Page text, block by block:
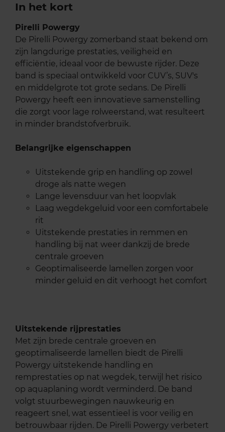
In het kort
Pirelli Powergy
De Pirelli Powergy zomerband staat bekend om
zijn langdurige prestaties, veiligheid en
efficiëntie, ideaal voor de bewuste rijder. Deze
band is speciaal ontwikkeld voor CUV’s, SUV's
en middelgrote tot grote sedans. De Pirelli
Powergy heeft een innovatieve samenstelling
die zorgt voor lage rolweerstand, wat resulteert
in minder brandstofverbruik.
Belangrijke eigenschappen
Uitstekende grip en handling op zowel
droge als natte wegen
Lange levensduur van het loopvlak
Laag wegdekgeluid voor een comfortabele
rit
Uitstekende prestaties in remmen en
handling bij nat weer dankzij de brede
centrale groeven
Geoptimaliseerde lamellen zorgen voor
minder geluid en dit verhoogt het comfort
Uitstekende rijprestaties
Met zijn brede centrale groeven en
geoptimaliseerde lamellen biedt de Pirelli
Powergy uitstekende handling en
remprestaties op nat wegdek, terwijl het risico
op aquaplaning wordt verminderd. De band
volgt stuurbewegingen nauwkeurig en
reageert snel, wat essentieel is voor veilig en
betrouwbaar rijden. De Pirelli Powergy verbetert